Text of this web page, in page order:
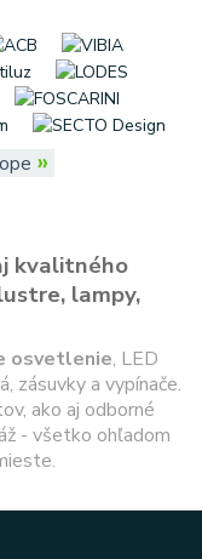
»
kvalitného
lampy,
osvetlenie, LED
zásuvky a vypínače.
ako aj odborné
- všetko ohľadom